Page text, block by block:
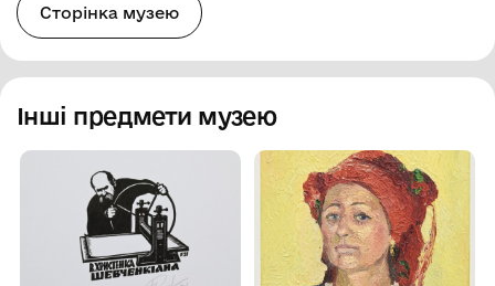
Сторінка музею
Інші предмети музею